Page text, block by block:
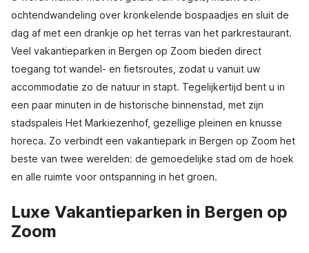
ochtendwandeling over kronkelende bospaadjes en sluit de
dag af met een drankje op het terras van het parkrestaurant.
Veel vakantieparken in Bergen op Zoom bieden direct
toegang tot wandel- en fietsroutes, zodat u vanuit uw
accommodatie zo de natuur in stapt. Tegelijkertijd bent u in
een paar minuten in de historische binnenstad, met zijn
stadspaleis Het Markiezenhof, gezellige pleinen en knusse
horeca. Zo verbindt een vakantiepark in Bergen op Zoom het
beste van twee werelden: de gemoedelijke stad om de hoek
en alle ruimte voor ontspanning in het groen.
Luxe Vakantieparken in Bergen op
Zoom